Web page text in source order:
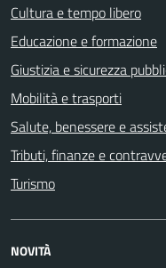
Cultura e tempo libero
Educazione e formazione
Giustizia e sicurezza
Mobilità e trasporti
Salute, benessere e
Tributi, finanze e
Turismo
NOVITÀ